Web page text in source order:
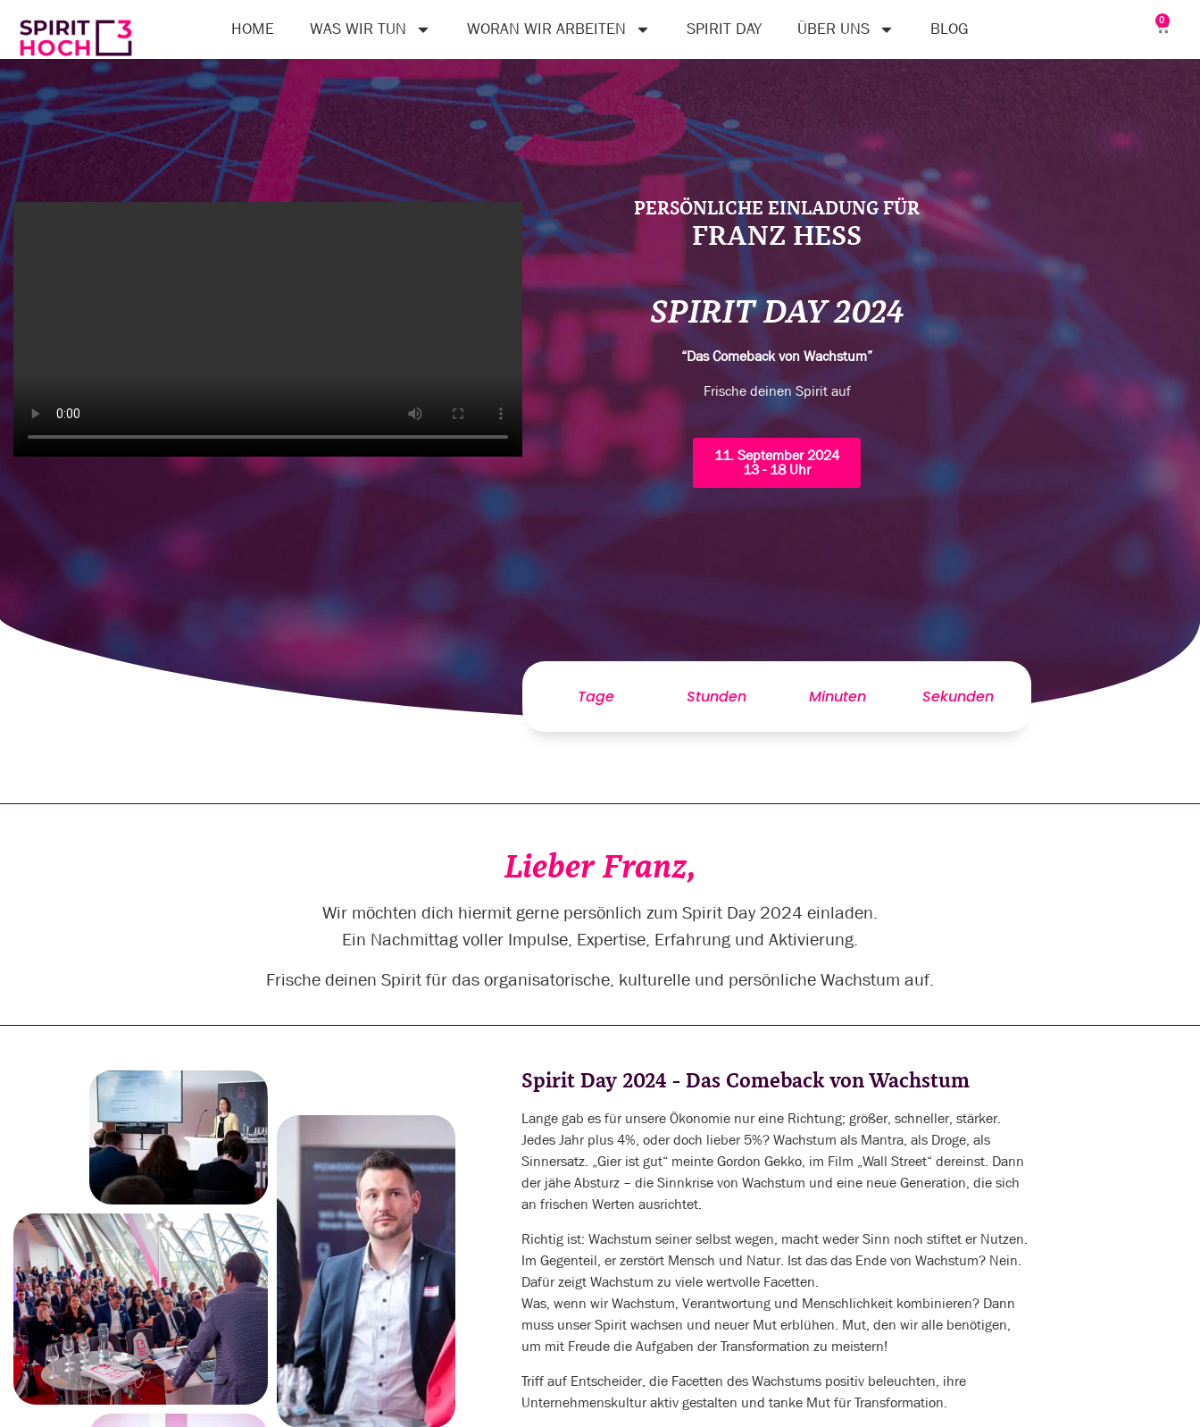
HOME WAS WIR TUN WORAN WIR ARBEITEN SPIRIT DAY ÜBER UNS BLOG 0
PERSÖNLICHE EINLADUNG FÜR
FRANZ HESS
SPIRIT DAY 2024
“Das Comeback von Wachstum”
Frische deinen Spirit auf
11. September 2024
13 - 18 Uhr
Tage Stunden Minuten Sekunden
Lieber Franz,
Wir möchten dich hiermit gerne persönlich zum Spirit Day 2024 einladen.
Ein Nachmittag voller Impulse, Expertise, Erfahrung und Aktivierung.
Frische deinen Spirit für das organisatorische, kulturelle und persönliche Wachstum auf.
Spirit Day 2024 - Das Comeback von Wachstum
Lange gab es für unsere Ökonomie nur eine Richtung; größer, schneller, stärker.
Jedes Jahr plus 4%, oder doch lieber 5%? Wachstum als Mantra, als Droge, als
Sinnersatz. „Gier ist gut“ meinte Gordon Gekko, im Film „Wall Street“ dereinst. Dann
der jähe Absturz – die Sinnkrise von Wachstum und eine neue Generation, die sich
an frischen Werten ausrichtet.
Richtig ist: Wachstum seiner selbst wegen, macht weder Sinn noch stiftet er Nutzen.
Im Gegenteil, er zerstört Mensch und Natur. Ist das das Ende von Wachstum? Nein.
Dafür zeigt Wachstum zu viele wertvolle Facetten.
Was, wenn wir Wachstum, Verantwortung und Menschlichkeit kombinieren? Dann
muss unser Spirit wachsen und neuer Mut erblühen. Mut, den wir alle benötigen,
um mit Freude die Aufgaben der Transformation zu meistern!
Triff auf Entscheider, die Facetten des Wachstums positiv beleuchten, ihre
Unternehmenskultur aktiv gestalten und tanke Mut für Transformation.